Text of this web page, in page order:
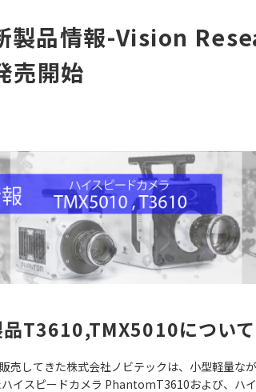
製品情報-Vision
売開始
T3610,TMX5010について
売してきた株式会社ノビテックは、小型軽量
イスピードカメラ PhantomT3610および、ハ